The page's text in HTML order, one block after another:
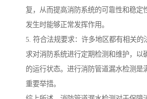
复，从而提高消防系统的可靠性和稳定
发生时能够正常发挥作用。
5. 符合法规要求：许多地区都有相关的
求对消防系统进行定期检测和维护，以
的运行状态。进行消防管道漏水检测是
重要举措。